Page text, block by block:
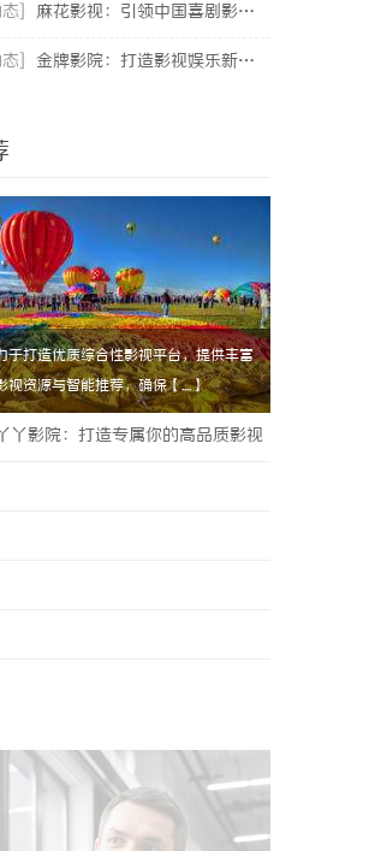
] 麻花影视：引领中国喜剧影视的新潮流与文化创新
] 金牌影院：打造影视娱乐新天地的领航者
于打造优质综合性影视平台，提供丰富
视资源与智能推荐，确保【....】
丫影院：打造专属你的高品质影视